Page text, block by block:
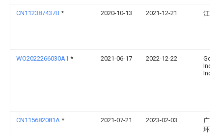
CN112387437B * 2020-10-13 2021-12-21 江苏
WO2022266030A1 * 2021-06-17 2022-12-22
Gojo
Inc.
CN115682081A * 2021-07-21 2023-02-03
广东
环境